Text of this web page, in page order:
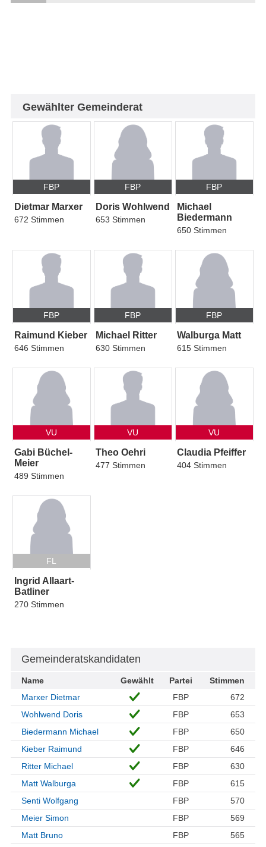
Gewählter Gemeinderat
FBP
Dietmar Marxer
672 Stimmen
FBP
Doris Wohlwend
653 Stimmen
FBP
Michael
Biedermann
650 Stimmen
FBP
Raimund Kieber
646 Stimmen
FBP
Michael Ritter
630 Stimmen
FBP
Walburga Matt
615 Stimmen
VU
Gabi Büchel-
Meier
489 Stimmen
VU
Theo Oehri
477 Stimmen
VU
Claudia Pfeiffer
404 Stimmen
FL
Ingrid Allaart-
Batliner
270 Stimmen
Gemeinderatskandidaten
Name Gewählt Partei
Stimmen
Marxer Dietmar
FBP
672
Wohlwend Doris
FBP
653
Biedermann Michael
FBP
650
Kieber Raimund
FBP
646
Ritter Michael
FBP
630
Matt Walburga
FBP
615
Senti Wolfgang
FBP
570
Meier Simon
FBP
569
Matt Bruno
FBP 565